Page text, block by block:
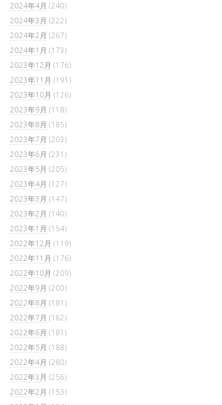
2024年4月 (240)
2024年3月 (222)
2024年2月 (267)
2024年1月 (173)
2023年12月 (176)
2023年11月 (191)
2023年10月 (126)
2023年9月 (118)
2023年8月 (185)
2023年7月 (203)
2023年6月 (231)
2023年5月 (205)
2023年4月 (127)
2023年3月 (147)
2023年2月 (140)
2023年1月 (154)
2022年12月 (119)
2022年11月 (176)
2022年10月 (209)
2022年9月 (200)
2022年8月 (181)
2022年7月 (162)
2022年6月 (181)
2022年5月 (188)
2022年4月 (280)
2022年3月 (256)
2022年2月 (153)